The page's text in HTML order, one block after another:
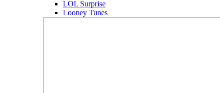
LOL Surprise
Looney Tunes